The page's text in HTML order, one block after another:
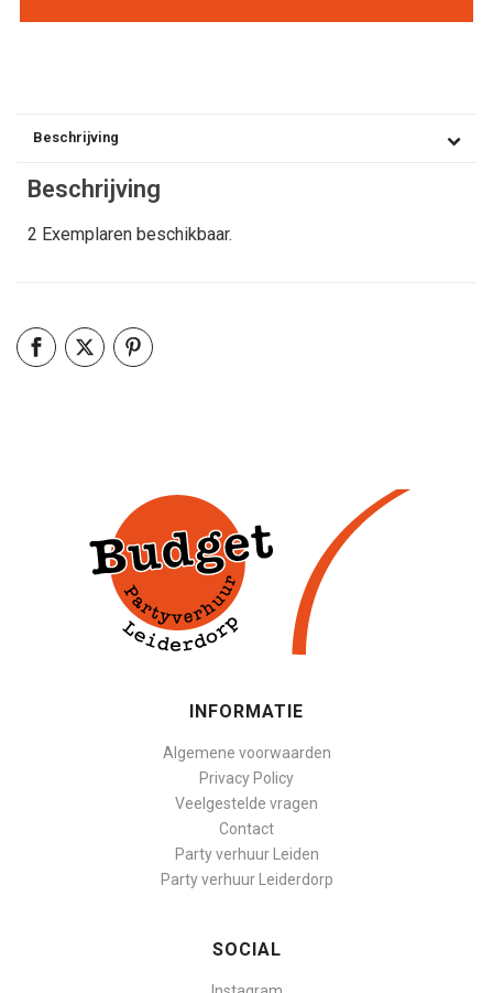
Beschrijving
Beschrijving
2 Exemplaren beschikbaar.
INFORMATIE
Algemene voorwaarden
Privacy Policy
Veelgestelde vragen
Contact
Party verhuur Leiden
Party verhuur Leiderdorp
SOCIAL